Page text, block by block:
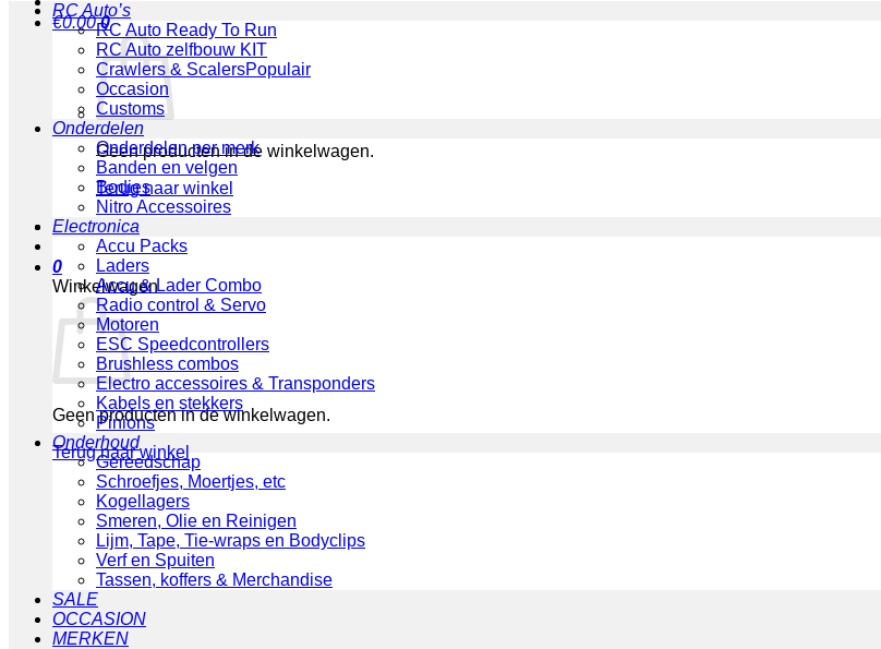
€0.00 0
Geen producten in de winkelwagen.
Terug naar winkel
0
Winkelwagen
Geen producten in de winkelwagen.
Terug naar winkel
RC Auto’s
RC Auto Ready To Run
RC Auto zelfbouw KIT
Crawlers & Scalers
Occasion
Customs
Onderdelen
Onderdelen per merk
Banden en velgen
Bodies
Nitro Accessoires
Electronica
Accu Packs
Laders
Accu & Lader Combo
Radio control & Servo
Motoren
ESC Speedcontrollers
Brushless combos
Electro accessoires & Transponders
Kabels en stekkers
Pinions
Onderhoud
Gereedschap
Schroefjes, Moertjes, etc
Kogellagers
Smeren, Olie en Reinigen
Lijm, Tape, Tie-wraps en Bodyclips
Verf en Spuiten
Tassen, koffers & Merchandise
SALE
OCCASION
MERKEN